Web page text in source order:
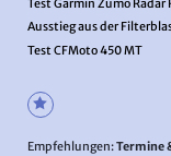
Ausstieg aus der
Test CFMoto 450 MT
Empfehlungen:Termine